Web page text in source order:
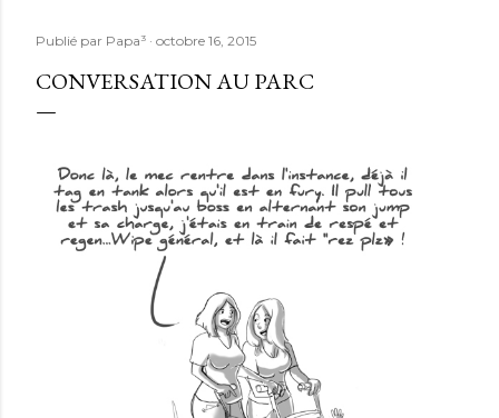
Publié par Papa³ octobre 16, 2015
CONVERSATION AU PARC